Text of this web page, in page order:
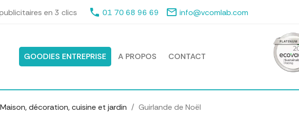
en 3 clics phone 01 70 68 96 69 mail_outline info@vcomlab.com
GOODIES ENTREPRISE A PROPOS CONTACT
Maison, décoration, cuisine et jardin Guirlande de Noël